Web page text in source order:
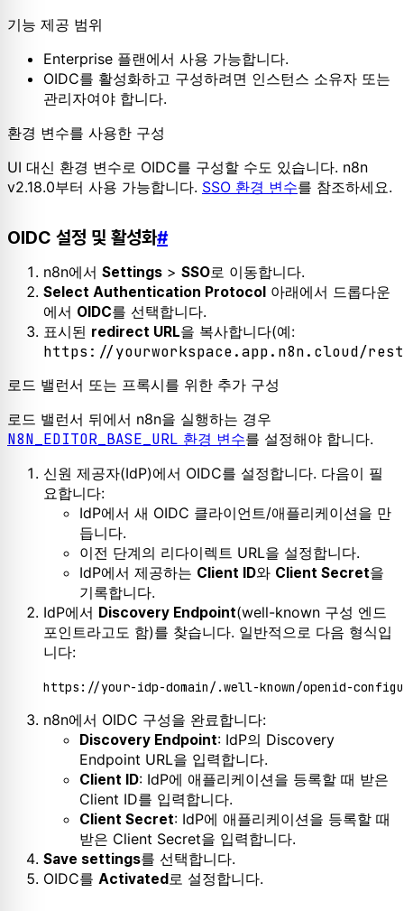
기능 제공 범위
Enterprise 플랜에서 사용 가능합니다.
OIDC를 활성화하고 구성하려면 인스턴스 소유자 또는
관리자여야 합니다.
환경 변수를 사용한 구성
UI 대신 환경 변수로 OIDC를 구성할 수도 있습니다. n8n
v2.18.0부터 사용 가능합니다. SSO 환경 변수를 참조하세요.
OIDC 설정 및 활성화#
n8n에서 Settings > SSO로 이동합니다.
Select Authentication Protocol 아래에서 드롭다운
에서 OIDC를 선택합니다.
표시된 redirect URL을 복사합니다(예:
https://yourworkspace.app.n8n.cloud/
로드 밸런서 또는 프록시를 위한 추가 구성
로드 밸런서 뒤에서 n8n을 실행하는 경우
N8N_EDITOR_BASE_URL 환경 변수를 설정해야 합니다.
신원 제공자(IdP)에서 OIDC를 설정합니다. 다음이 필
요합니다:
IdP에서 새 OIDC 클라이언트/애플리케이션을 만
듭니다.
이전 단계의 리다이렉트 URL을 설정합니다.
IdP에서 제공하는 Client ID와 Client Secret을
기록합니다.
IdP에서 Discovery Endpoint(well-known 구성 엔드
포인트라고도 함)를 찾습니다. 일반적으로 다음 형식입
니다:
n8n에서 OIDC 구성을 완료합니다:
Discovery Endpoint: IdP의 Discovery
Endpoint URL을 입력합니다.
Client ID: IdP에 애플리케이션을 등록할 때 받은
Client ID를 입력합니다.
Client Secret: IdP에 애플리케이션을 등록할 때
받은 Client Secret을 입력합니다.
Save settings를 선택합니다.
OIDC를 Activated 로 설정합니다.